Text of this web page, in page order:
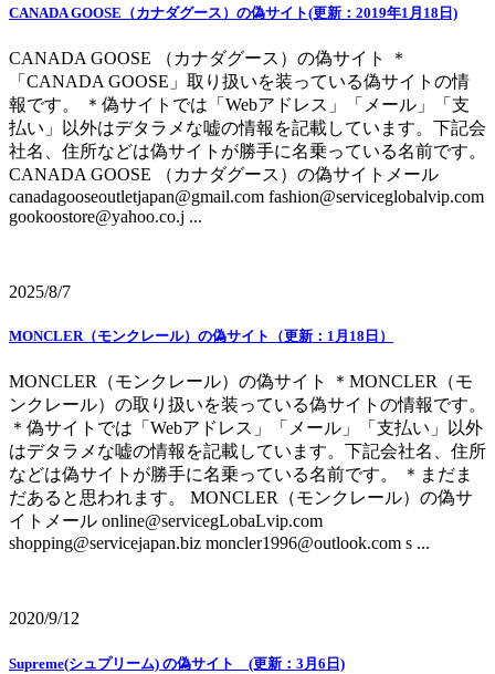
CANADA GOOSE（カナダグース）の偽サイト(更新：2019年1月18日)
CANADA GOOSE （カナダグース）の偽サイト ＊
「CANADA GOOSE」取り扱いを装っている偽サイトの情
報です。 ＊偽サイトでは「Webアドレス」「メール」「支
払い」以外はデタラメな嘘の情報を記載しています。下記会
社名、住所などは偽サイトが勝手に名乗っている名前です。
CANADA GOOSE （カナダグース）の偽サイトメール
canadagooseoutletjapan@gmail.com fashion@serviceglobalvip.com
gookoostore@yahoo.co.j ...
2025/8/7
MONCLER（モンクレール）の偽サイト（更新：1月18日）
MONCLER（モンクレール）の偽サイト ＊MONCLER（モ
ンクレール）の取り扱いを装っている偽サイトの情報です。
＊偽サイトでは「Webアドレス」「メール」「支払い」以外
はデタラメな嘘の情報を記載しています。下記会社名、住所
などは偽サイトが勝手に名乗っている名前です。 ＊まだま
だあると思われます。 MONCLER（モンクレール）の偽サ
イトメール online@servicegLobaLvip.com
shopping@servicejapan.biz moncler1996@outlook.com s ...
2020/9/12
Supreme(シュプリーム) の偽サイト (更新：3月6日)